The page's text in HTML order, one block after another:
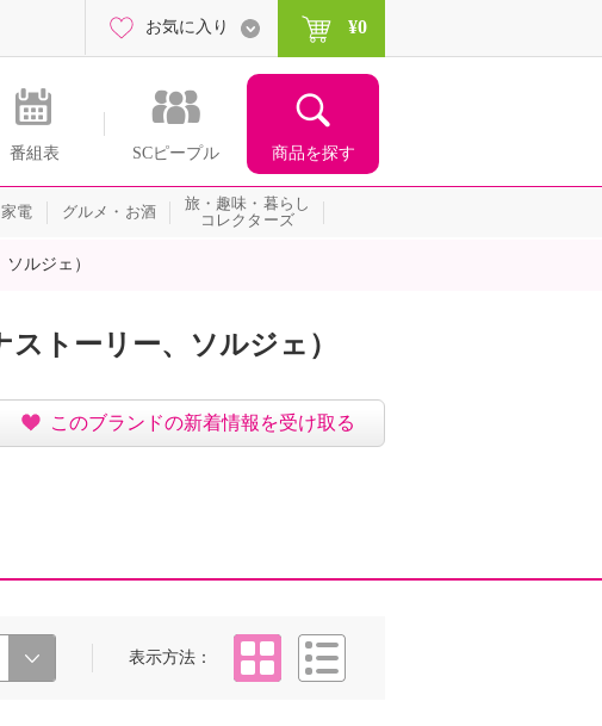
番組表 SCピープル 商品を探す
お気に入り ¥0
家電 グルメ・お酒
旅・趣味・暮らし
コレクターズ
ルジェ）
トーリー、ソルジェ）
このブランドの新着情報を受け取る
表示方法
タイル